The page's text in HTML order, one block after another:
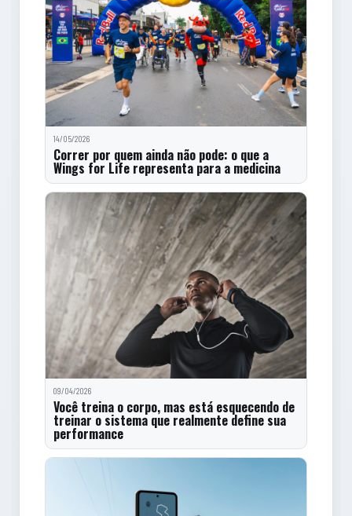
14/05/2026
Correr por quem ainda não pode: o que a
Wings for Life representa para a medicina
09/04/2026
Você treina o corpo, mas está esquecendo de
treinar o sistema que realmente define sua
performance